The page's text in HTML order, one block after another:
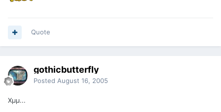
Quote
gothicbutterfly
Posted August 16, 2005
Χμμ...